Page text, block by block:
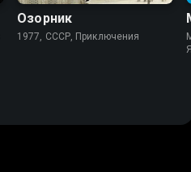
Озорник
1977, СССР, Приключения